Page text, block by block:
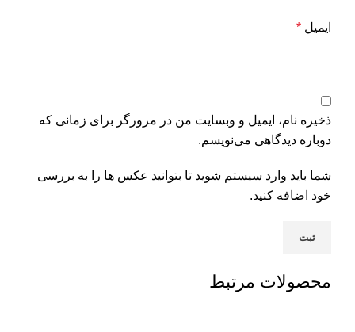
ایمیل *
ذخیره نام، ایمیل و وبسایت من در مرورگر برای زمانی که
دوباره دیدگاهی می‌نویسم.
شما باید وارد سیستم شوید تا بتوانید عکس ها را به بررسی
خود اضافه کنید.
محصولات مرتبط